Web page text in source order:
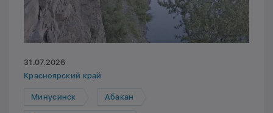
31.07.2026
Красноярский край
Минусинск Абакан